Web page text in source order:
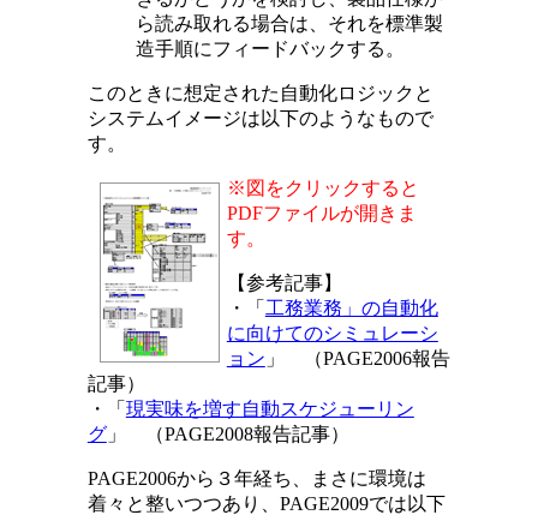
ら読み取れる場合は、それを標準製
造手順にフィードバックする。
このときに想定された自動化ロジックと
システムイメージは以下のようなもので
す。
※図をクリックすると
PDFファイルが開きま
す。
【参考記事】
・「 工務業務」の自動化
に向けてのシミュレーシ
ョン 」 （PAGE2006報告
記事）
・「 現実味を増す自動スケジューリン
グ」 （PAGE2008報告記事）
PAGE2006から３年経ち、まさに環境は
着々と整いつつあり、PAGE2009では以下